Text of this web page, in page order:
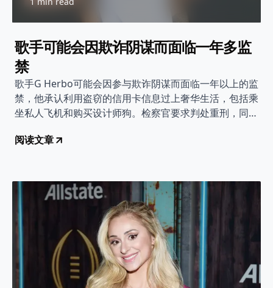
歌手可能会因欺诈阴谋而面临一年多监
禁
歌手G Herbo可能会因参与欺诈阴谋而面临一年以上的监
禁，他承认利用盗窃的信用卡信息过上奢华生活，包括乘
坐私人飞机和购买设计师狗。检察官要求判处重刑，同时
阅读文章